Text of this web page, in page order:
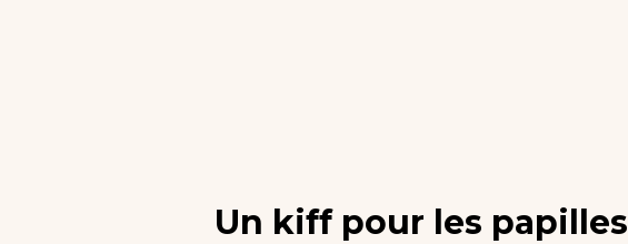
Un kiff pour les papilles